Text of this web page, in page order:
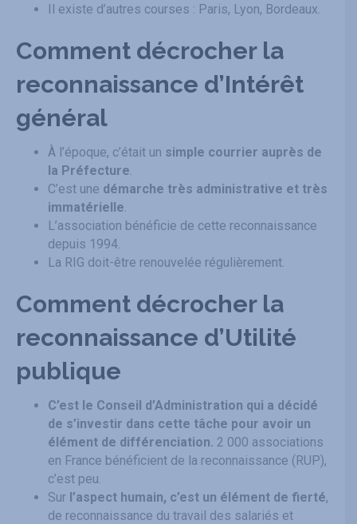
Il existe d’autres courses : Paris, Lyon, Bordeaux.
Comment décrocher la
reconnaissance d’Intérêt
général
À l’époque, c’était un simple courrier auprès de
la Préfecture
C’est une démarche très administrative et très
immatérielle
L’association bénéficie de cette reconnaissance
depuis 1994.
La RIG doit-être renouvelée régulièrement.
Comment décrocher la
reconnaissance d’Utilité
publique
C’est le Conseil d’Administration qui a décidé
de s’investir dans cette tâche pour avoir un
élément de différenciation. 2 000 associations
en France bénéficient de la reconnaissance (RUP),
c’est peu.
Sur l’aspect humain, c’est un élément de fierté,
de reconnaissance du travail des salariés et